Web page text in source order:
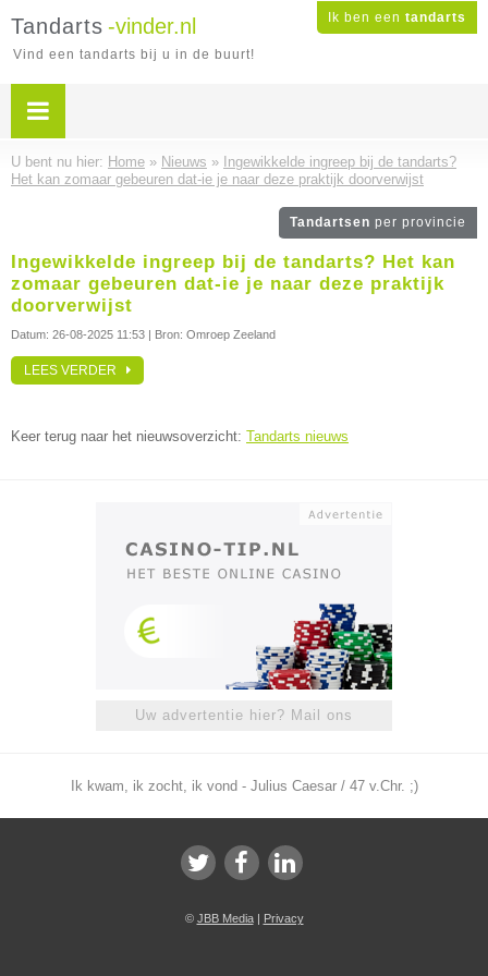
Ik ben een tandarts
Tandarts -vinder.nl
Vind een tandarts bij u in de buurt!
U bent nu hier: Home » Nieuws » Ingewikkelde ingreep bij de tandarts?
Het kan zomaar gebeuren dat-ie je naar deze praktijk doorverwijst
Tandartsen per provincie
Ingewikkelde ingreep bij de tandarts? Het kan
zomaar gebeuren dat-ie je naar deze praktijk
doorverwijst
Datum: 26-08-2025 11:53 | Bron: Omroep Zeeland
LEES VERDER
Keer terug naar het nieuwsoverzicht: Tandarts nieuws
Uw advertentie hier? Mail ons
Ik kwam, ik zocht, ik vond - Julius Caesar / 47 v.Chr. ;)
© JBB Media| Privacy